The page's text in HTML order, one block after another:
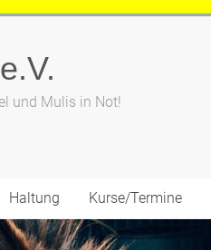
und Mulis in Not!
Haltung Kurse/Termine